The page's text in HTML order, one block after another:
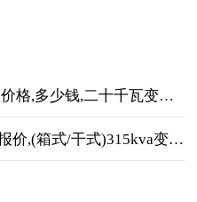
上一篇：1台20千伏安变压器价格,多少钱,二十千瓦变压器图片
下一篇：变压器315kva售价,报价,(箱式/干式)315kva变压器价格